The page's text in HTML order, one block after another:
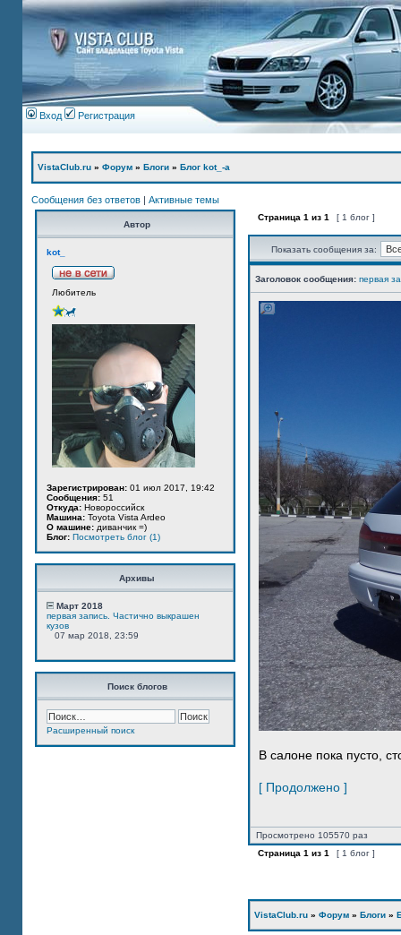
Вход Регистрация
VistaClub.ru » Форум » Блоги » Блог kot_-а
Сообщения без ответов | Активные темы
Автор
kot_
Любитель
Зарегистрирован: 01 июл 2017, 19:42
Сообщения: 51
Откуда: Новороссийск
Машина: Toyota Vista Ardeo
О машине: диванчик =)
Блог: Посмотреть блог (1)
Архивы
Март 2018
первая запись. Частично выкрашен
кузов
07 мар 2018, 23:59
Поиск блогов
Расширенный поиск
Страница 1 из 1 [ 1 блог ]
Показать сообщения за:
Заголовок сообщения: первая
В салоне пока пусто,
[ Продолжено ]
Просмотрено 105570 раз
Страница 1 из 1 [ 1 блог ]
VistaClub.ru » Форум » Блоги »